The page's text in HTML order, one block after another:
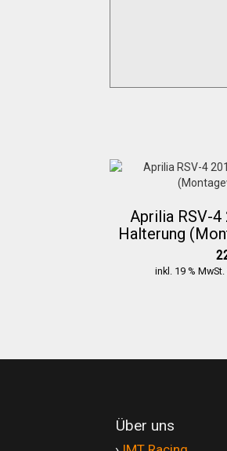
Aprilia RSV-
Halterung
inkl. 19 % MwSt.
Über uns